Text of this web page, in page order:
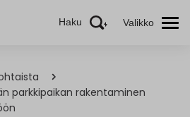
Haku Valikko
parkkipaikan rakentaminen